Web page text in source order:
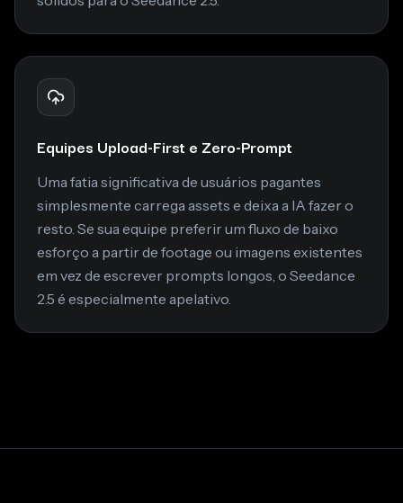
Equipes Upload-First e Zero-Prompt
Uma fatia significativa de usuários pagantes
simplesmente carrega assets e deixa a IA fazer o
resto. Se sua equipe preferir um fluxo de baixo
esforço a partir de footage ou imagens existentes
em vez de escrever prompts longos, o Seedance
2.5 é especialmente apelativo.